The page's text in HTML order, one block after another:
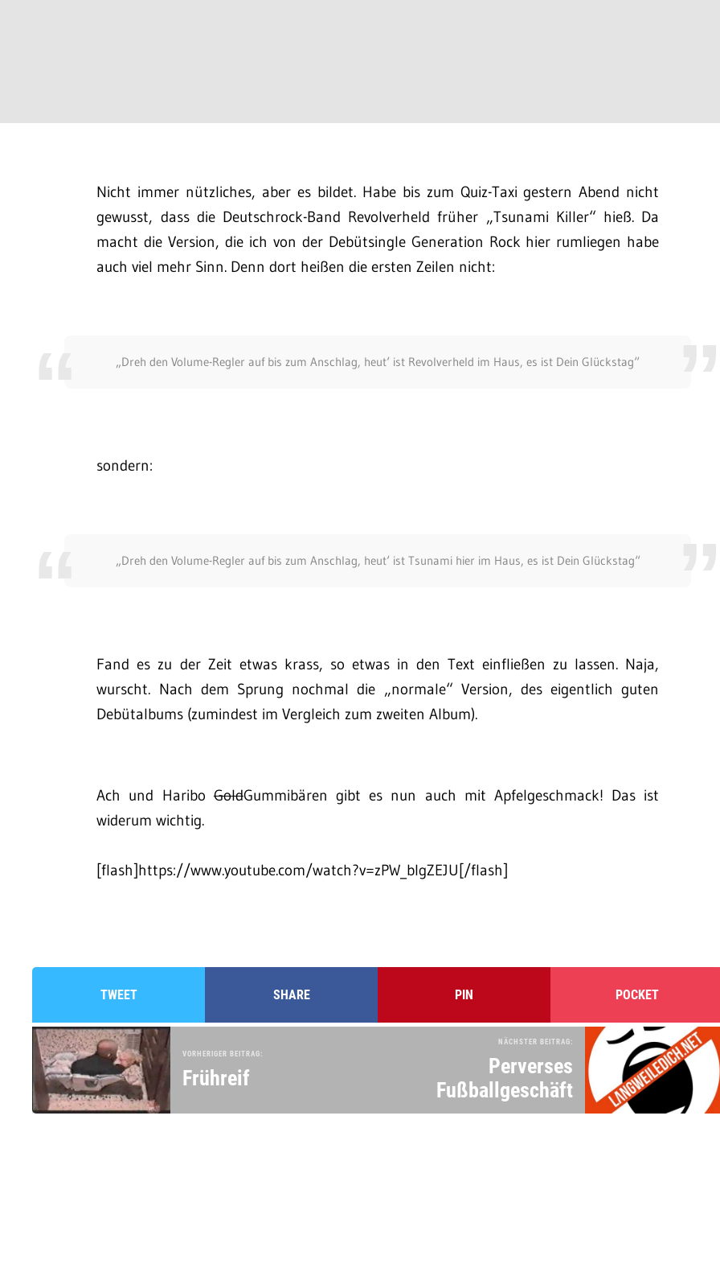
Nicht immer nützliches, aber es bildet. Habe bis zum Quiz-Taxi gestern Abend nicht
gewusst, dass die Deutschrock-Band Revolverheld früher „Tsunami Killer“ hieß. Da
macht die Version, die ich von der Debütsingle Generation Rock hier rumliegen habe
auch viel mehr Sinn. Denn dort heißen die ersten Zeilen nicht:
„Dreh den Volume-Regler auf bis zum Anschlag, heut‘ ist Revolverheld im Haus, es ist Dein Glückstag“
sondern:
„Dreh den Volume-Regler auf bis zum Anschlag, heut‘ ist Tsunami hier im Haus, es ist Dein Glückstag“
Fand es zu der Zeit etwas krass, so etwas in den Text einfließen zu lassen. Naja,
wurscht. Nach dem Sprung nochmal die „normale“ Version, des eigentlich guten
Debütalbums (zumindest im Vergleich zum zweiten Album).
Ach und HariboGoldGummibären gibt es nun auch mit Apfelgeschmack! Das ist
widerum wichtig.
[flash]https://www.youtube.com/watch?v=zPW_bIgZEJU[/flash]
TWEET SHARE PIN POCKET
VORHERIGER BEITRAG:
Frühreif
NÄCHSTER BEITRAG:
Perverses
Fußballgeschäft